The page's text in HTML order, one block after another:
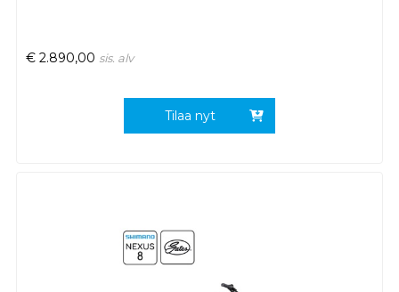
€ 2.890,00 sis. alv
Tilaa nyt